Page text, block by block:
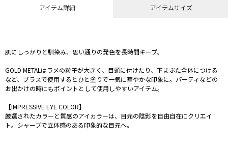
アイテム詳細 アイテムサイズ
肌にしっかりと馴染み、思い通りの発色を長時間キープ。
GOLD METALはラメの粒子が大きく、目頭に付けたり、下まぶた全体につける
など、プラスで使用するとひと塗りで一気に華やかな印象に。パーティなどの
お出かけの時にもポイントとして使用しやすいアイテム。
【IMPRESSIVE EYE COLOR】
厳選されたカラーと質感のアイカラーは、目元の陰影を自由自在にクリエイ
ト。シャープで立体感のある印象的な目元へ。